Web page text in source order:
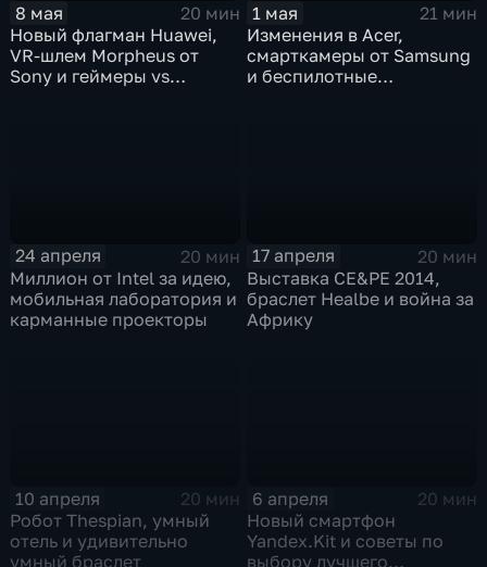
8 мая
20 мин
Новый флагман Huawei,
VR-шлем Morpheus от
Sony и геймеры vs
1 мая
21 мин
Изменения в Acer,
смарткамеры от Samsung
и беспилотные
24 апреля
20 мин
Миллион от Intel за идею,
мобильная лаборатория и
карманные проекторы
17 апреля
20 мин
Выставка CE&PE 2014,
браслет Healbe и война за
Африку
10 апреля
20 мин
Робот Thespian, умный
отель и удивительно
умный браслет
6 апреля
20 мин
Новый смартфон
Yandex.Kit и советы по
выбору лучшего